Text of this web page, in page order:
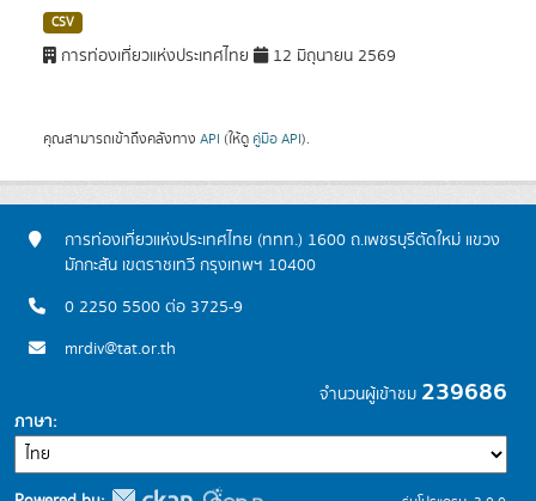
CSV
การท่องเที่ยวแห่งประเทศไทย 12 มิถุนายน 2569
คุณสามารถเข้าถึงคลังทาง API (ให้ดู คู่มือ API).
การท่องเที่ยวแห่งประเทศไทย (ททท.) 1600 ถ.เพชรบุรีตัดใหม่ แขวง
มักกะสัน เขตราชเทวี กรุงเทพฯ 10400
0 2250 5500 ต่อ 3725-9
mrdiv@tat.or.th
จำนวนผู้เข้าชม 239686
ภาษา